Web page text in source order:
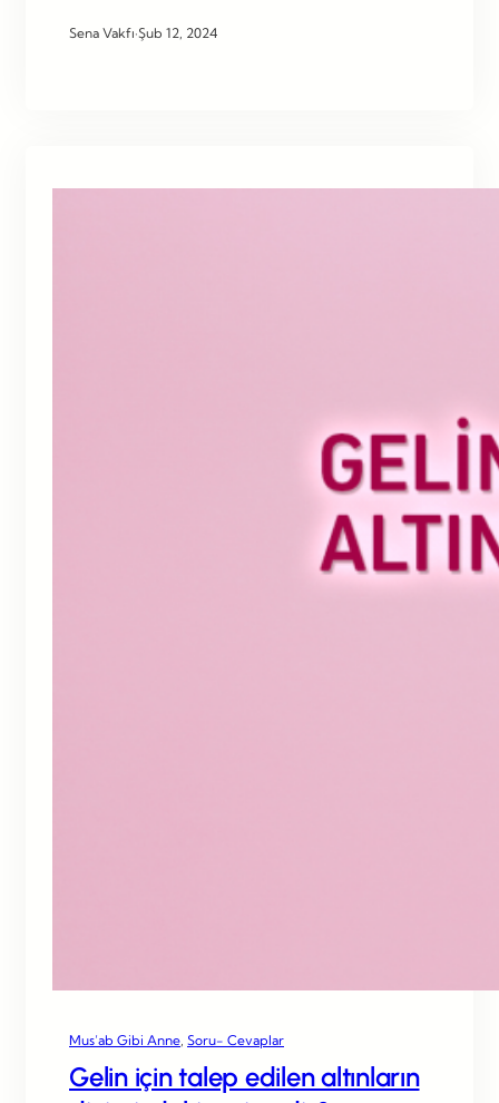
Sena Vakfı·Şub 12, 2024
Mus’ab Gibi Anne Soru- Cevaplar
Gelin için talep edilen altınların